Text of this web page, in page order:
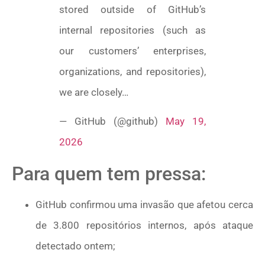
stored outside of GitHub’s
internal repositories (such as
our customers’ enterprises,
organizations, and repositories),
we are closely…
— GitHub (@github) May 19,
2026
Para quem tem pressa:
GitHub confirmou uma invasão que afetou cerca
de 3.800 repositórios internos, após ataque
detectado ontem;